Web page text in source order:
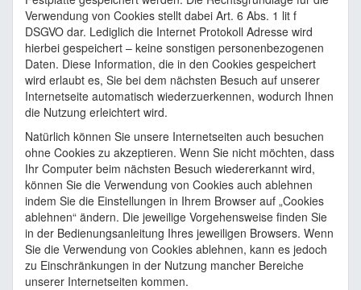
Verwendung von Cookies stellt dabei Art. 6 Abs. 1 lit f
DSGVO dar. Lediglich die Internet Protokoll Adresse wird
hierbei gespeichert – keine sonstigen personenbezogenen
Daten. Diese Information, die in den Cookies gespeichert
wird erlaubt es, Sie bei dem nächsten Besuch auf unserer
Internetseite automatisch wiederzuerkennen, wodurch Ihnen
die Nutzung erleichtert wird.
Natürlich können Sie unsere Internetseiten auch besuchen
ohne Cookies zu akzeptieren. Wenn Sie nicht möchten, dass
Ihr Computer beim nächsten Besuch wiedererkannt wird,
können Sie die Verwendung von Cookies auch ablehnen
indem Sie die Einstellungen in Ihrem Browser auf „Cookies
ablehnen“ ändern. Die jeweilige Vorgehensweise finden Sie
in der Bedienungsanleitung Ihres jeweiligen Browsers. Wenn
Sie die Verwendung von Cookies ablehnen, kann es jedoch
zu Einschränkungen in der Nutzung mancher Bereiche
unserer Internetseiten kommen.